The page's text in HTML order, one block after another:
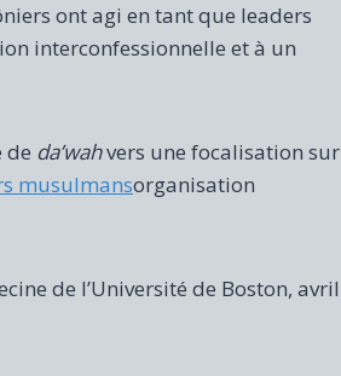
ont agi en tant que leaders
interconfessionnelle et à un
de da’wahvers une focalisation sur
musulmansorganisation
de l’Université de Boston, avril